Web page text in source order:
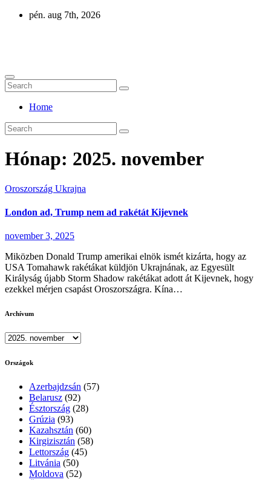
Skip
pén. aug 7th, 2026
Home
Hónap: 2025. november
Oroszország Ukrajna
London ad, Trump nem ad rakétát Kijevnek
november 3, 2025
Miközben Donald Trump amerikai elnök ismét kizárta, hogy az
USA Tomahawk rakétákat küldjön Ukrajnának, az Egyesült
Királyság újabb Storm Shadow rakétákat adott át Kijevnek, hogy
ezekkel mérjen csapást Oroszországra. Kína…
Archívum
Archívum
Országok
Azerbajdzsán (57)
Belarusz (92)
Észtország (28)
Grúzia (93)
Kazahsztán (60)
Kirgizisztán (58)
Lettország (45)
Litvánia (50)
Moldova (52)